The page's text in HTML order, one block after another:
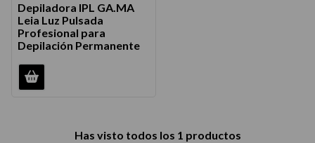
Depiladora IPL GA.MA
Leia Luz Pulsada
Profesional para
Depilación Permanente
Has visto todos los 1 productos
6. gama
7. secador
8.
9